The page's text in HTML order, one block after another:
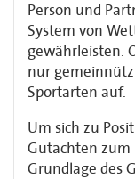
Person und
System von
gewährleisten.
nur
Sportarten auf.
Um sich zu
Gutachten zum
Grundlage des